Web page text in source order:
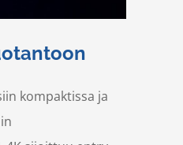
kompaktissa ja